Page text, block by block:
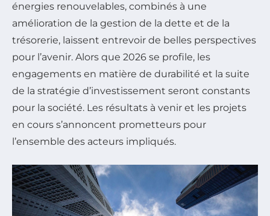
énergies renouvelables, combinés à une
amélioration de la gestion de la dette et de la
trésorerie, laissent entrevoir de belles perspectives
pour l’avenir. Alors que 2026 se profile, les
engagements en matière de durabilité et la suite
de la stratégie d’investissement seront constants
pour la société. Les résultats à venir et les projets
en cours s’annoncent prometteurs pour
l’ensemble des acteurs impliqués.